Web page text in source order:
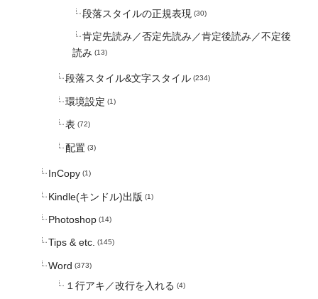
段落スタイルの正規表現 (30)
肯定先読み／否定先読み／肯定後読み／不定後
読み (13)
段落スタイル&文字スタイル (234)
環境設定 (1)
表 (72)
配置 (3)
InCopy (1)
Kindle(キンドル)出版 (1)
Photoshop (14)
Tips & etc. (145)
Word (373)
１行アキ／改行を入れる (4)